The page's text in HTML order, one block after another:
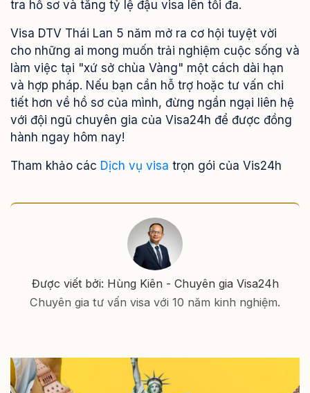
tra hồ sơ và tăng tỷ lệ đậu visa lên tối đa.
Visa DTV Thái Lan 5 năm mở ra cơ hội tuyệt vời
cho những ai mong muốn trải nghiệm cuộc sống và
làm việc tại "xứ sở chùa Vàng" một cách dài hạn
và hợp pháp. Nếu bạn cần hỗ trợ hoặc tư vấn chi
tiết hơn về hồ sơ của mình, đừng ngần ngại liên hệ
với đội ngũ chuyên gia của Visa24h để được đồng
hành ngay hôm nay!
Tham khảo các Dịch vụ visa trọn gói của Vis24h
Được viết bởi: Hùng Kiên - Chuyên gia Visa24h
Chuyên gia tư vấn visa với 10 năm kinh nghiệm.